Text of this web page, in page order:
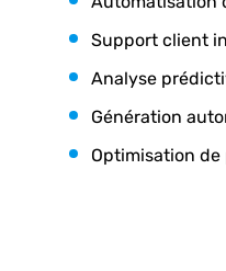
Support client
Analyse
Génération
Optimisation